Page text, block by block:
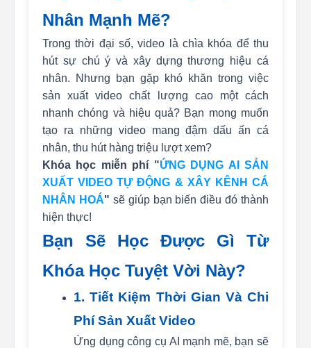
Nhân Mạnh Mẽ?
Trong thời đại số, video là chìa khóa để thu
hút sự chú ý và xây dựng thương hiệu cá
nhân. Nhưng bạn gặp khó khăn trong việc
sản xuất video chất lượng cao một cách
nhanh chóng và hiệu quả? Bạn mong muốn
tạo ra những video mang đậm dấu ấn cá
nhân, thu hút hàng triệu lượt xem?
Khóa học miễn phí "ỨNG DỤNG AI SẢN
XUẤT VIDEO TỰ ĐỘNG & XÂY KÊNH CÁ
NHÂN HOÁ" sẽ giúp bạn biến điều đó thành
hiện thực!
Bạn Sẽ Học Được Gì Từ
Khóa Học Tuyệt Vời Này?
1. Tiết Kiệm Thời Gian Và Chi
Phí Sản Xuất Video
Ứng dụng công cụ AI mạnh mẽ, bạn sẽ